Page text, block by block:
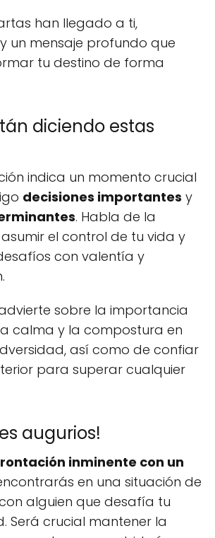
han llegado a ti,
un mensaje profundo que
tu destino de forma
diciendo estas
indica un momento crucial
decisiones importantes y
. Habla de la
el control de tu vida y
con valentía y
sobre la importancia
calma y la compostura en
así como de confiar
para superar cualquier
augurios!
inminente con un
en una situación de
alguien que desafía tu
Será crucial mantener la